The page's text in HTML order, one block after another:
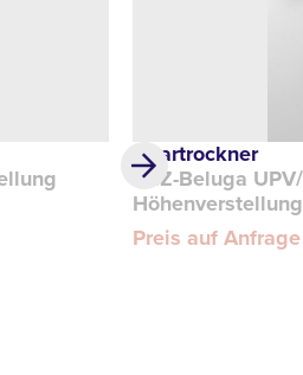
Haartrockner
REZ-Beluga
Preis auf Anfrage